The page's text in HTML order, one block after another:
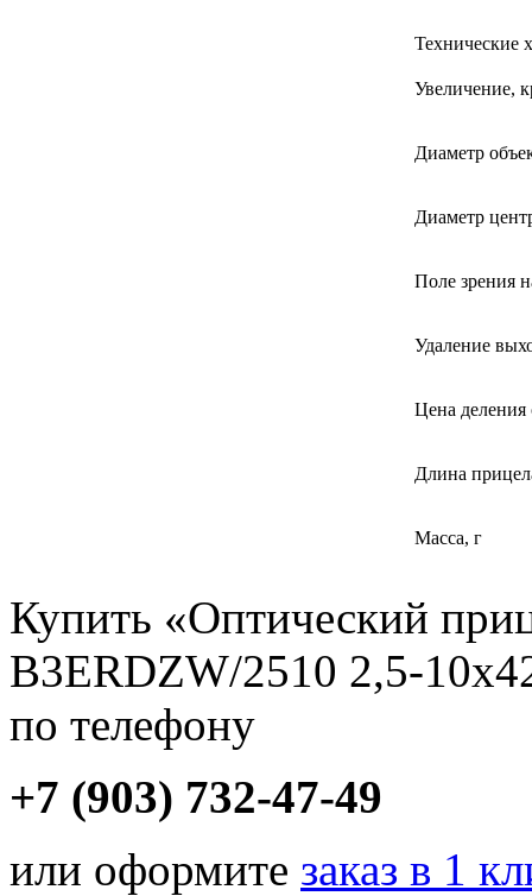
Технические
Увеличение,
Диаметр
Диаметр
Поле зрения
Удаление
Цена
Длина
Масса, г
Купить «Оптический
B3ERDZW/2510 2,5-
по телефону
+7 (903) 732-47-49
или оформите заказ в 1